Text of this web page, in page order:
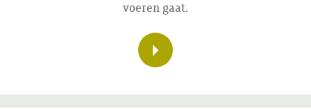
voeren gaat.